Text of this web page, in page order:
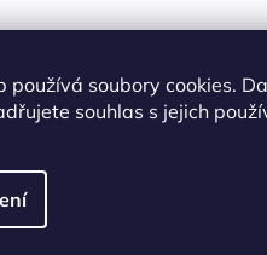
používá soubory cookies.
souhlas s jejich